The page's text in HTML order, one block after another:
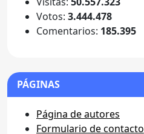
Votos: 3.444.478
Comentarios: 185.395
PÁGINAS
Página de autores
Formulario de contacto